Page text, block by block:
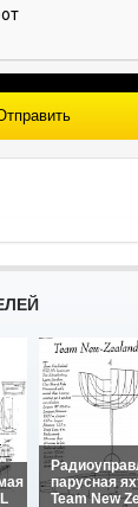
парусная
Team New